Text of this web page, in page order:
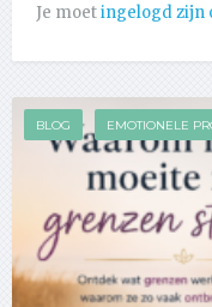
Je moetingelogd zijn
BLOG EMOTIONELE